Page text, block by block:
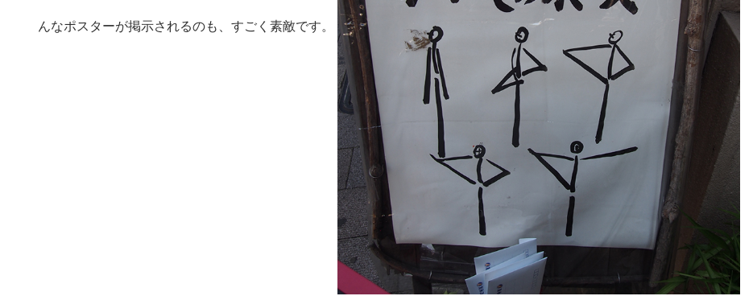
んなポスターが掲示されるのも、すごく素敵です。